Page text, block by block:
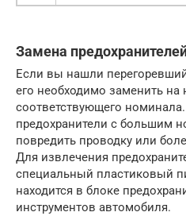
Замена
Если вы нашли
его необходимо заменить на
соответствующего
предохранители с большим
повредить проводку или
Для извлечения
специальный пластиковый
находится в блоке
инструментов автомобиля.